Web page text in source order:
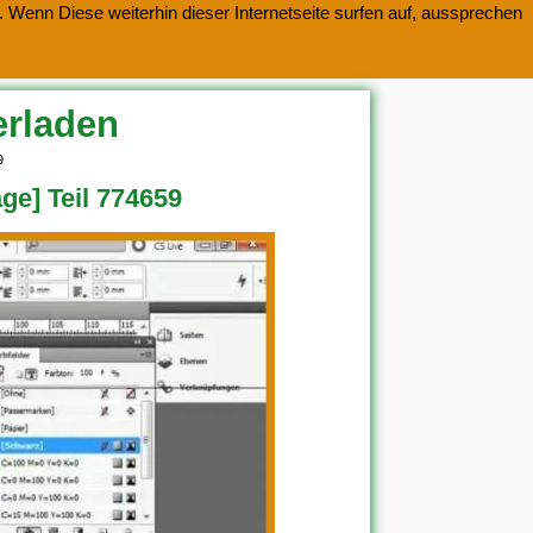
Diese weiterhin dieser Internetseite surfen auf, aussprechen
Teil 774659